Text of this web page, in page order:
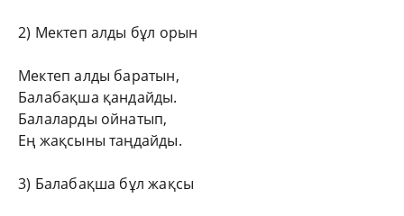
2) Мектеп алды бұл орын
Мектеп алды баратын,
Балабақша қандайды.
Балаларды ойнатып,
Ең жақсыны таңдайды.
3) Балабақша бұл жақсы